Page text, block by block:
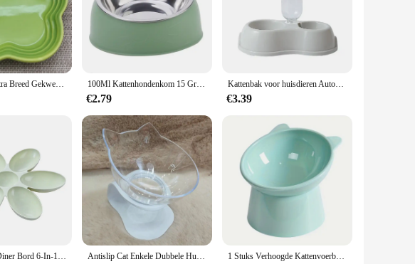
Keramische Extra Breed Gekweekte Kattenvoerbak, Verhoogde Huisdierenkommen Tegen Braken Kattenvoeder Snorhaar Stressvrij 5.5 ''Kattenvoerkom 100Ml Kattenhondenkom 15 Graden Verhoogde Antislip Puppy Basis Drinkwater Feeder Kantelbeveiliging Nek Huisdieraccessoires
€2.79
Kattenbak voor huisdieren Automatische voerbak Waterdispenser Kattenvoerbak met drinken Verhoogde standaard Dubbele schotelkommen voor katten Honden Huisdier
€3.39
1 Pc Huisdier Diner Bord 6-In-1 Pet Food Hondenbak Anti-Verstikking Bloemvormige Kitten Voederbak Kat En Hond Automatische Feeder Antislip Cat Enkele Dubbele Huisdierenkommen Met Standaard Voedselvoer En Waterbakken Helling Stand Katten Feeders Voeden Kitten Benodigdheden 1 Stuks Verhoogde Kattenvoerbakken Anti-Braken, Voerbak Voor Huisdieren Voor Katten Met Een Plat Gezicht, Kleine Honden, Bescherm De Wervelkolom Van Huisdieren, Vaatwasmachinebestendig